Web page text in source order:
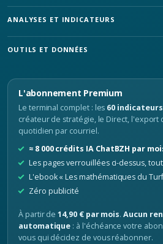
ANALYSES ET INDICATEURS
OUTILS ET DONNÉES
L'abonnement Premium
Le terminal complet : les 60 indicateurs
créateur de stratégie, le Direct, l'export
quotidien par courriel.
≈ 8 000 crédits IA ChatBZH par
Les pages verrouillées ci-dessus,
L'ebook « Les mathématiques du
Zéro publicité
À partir de14,90 € par mois.Aucun
automatique : à l'échéance votre
vous qui décidez de vous réabonner.